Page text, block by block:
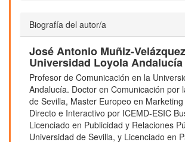
Biografía del autor/a
José Antonio Muñiz-
Universidad Loyola Andalucía
Profesor de Comunicación en la
Andalucía. Doctor en Comunicación por
de Sevilla, Master Europeo en
Directo e Interactivo por ICEMD-ESIC
Licenciado en Publicidad y Relaciones
Universidad de Sevilla, y Licenciado en